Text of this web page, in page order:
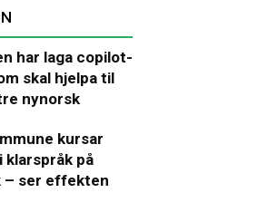
har laga copilot-
skal hjelpa til
nynorsk
kursar
på
– ser effekten